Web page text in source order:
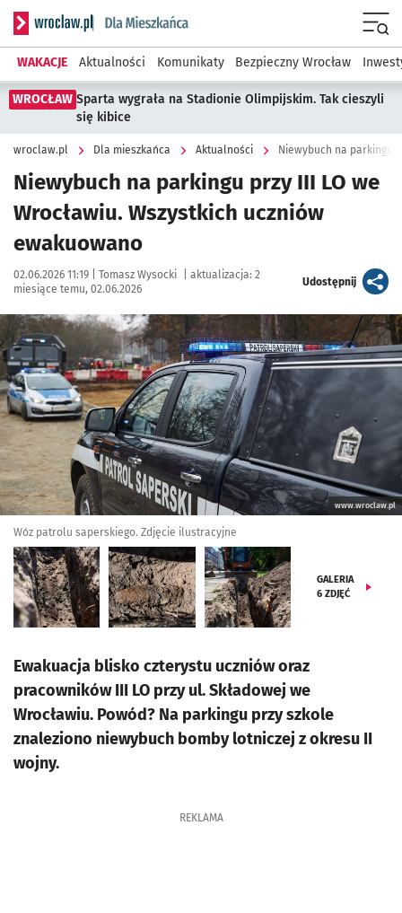
Serwis informacyjny wroclaw.pl podserwis: Dla mieszkańca
WAKACJE Aktualności Komunikaty Bezpieczny Wrocław
WROCŁAW Sparta wygrała na Stadionie Olimpijskim. Tak cieszyli
się kibice
wroclaw.pl Dla mieszkańca Aktualności
Niewybuch na parkingu przy III LO we
Wrocławiu. Wszystkich uczniów
ewakuowano
Data publikacji:
02.06.2026 11:19 | Autor:
Tomasz Wysocki aktualizacja: 2
miesiące temu, 02.06.2026
Udostępnijartykuł
Kliknij, aby zobaczyć galerię
www.wroclaw.pl
Wóz patrolu saperskiego. Zdjęcie ilustracyjne
GALERIA
6 ZDJĘĆ
Ewakuacja blisko czterystu uczniów oraz
pracowników III LO przy ul. Składowej we
Wrocławiu. Powód? Na parkingu przy szkole
znaleziono niewybuch bomby lotniczej z okresu II
wojny.
REKLAMA